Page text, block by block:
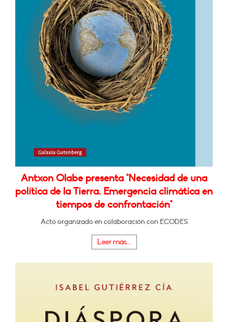
Antxon Olabe presenta "Necesidad de una
política de la Tierra. Emergencia climática en
tiempos de confrontación"
Acto organizado en colaboración con ECODES
Leer más...